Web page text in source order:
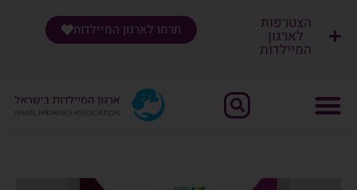
בְּאֲתָר
הצטרפות
לארגון
המיילדות
תרמו לארגון המיילדות